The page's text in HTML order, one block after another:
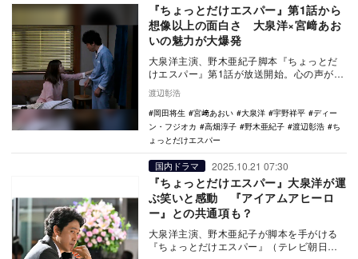
『ちょっとだけエスパー』第1話から
想像以上の面白さ 大泉洋×宮﨑あお
いの魅力が大爆発
大泉洋主演、野木亜紀子脚本『ちょっとだ
けエスパー』第1話が放送開始。心の声が聞
こえる能力を得た文太（大泉洋）は、謎の
妻・四季（宮…
渡辺彰浩
岡田将生
宮﨑あおい 大泉洋 宇野祥平
ディー
ン・フジオカ
高畑淳子 野木亜紀子 渡辺彰浩
ち
ょっとだけエスパー
国内ドラマ 2025.10.21 07:30
『ちょっとだけエスパー』大泉洋が運
ぶ笑いと感動 『アイアムアヒーロ
ー』との共通項も？
大泉洋主演、野木亜紀子が脚本を手がける
『ちょっとだけエスパー』（テレビ朝日